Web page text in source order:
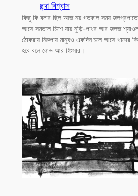
ছন্দা বিশ্বাস
কিছু কি বলার ছিল আজ নয় গতকাল সময় জলপ্রপাতের
আসে সমতলে মিশে যায় নুড়ি-পাথর আর জলজ
ঠোকরায় নিরুপায় মানুষও একদিন চলে আসে খাদের
হবে বলে লোভ আর হিংসার।